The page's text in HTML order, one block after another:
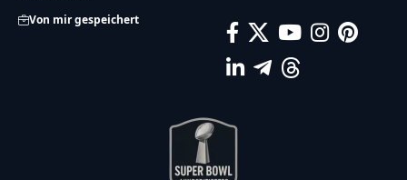
Von mir gespeichert